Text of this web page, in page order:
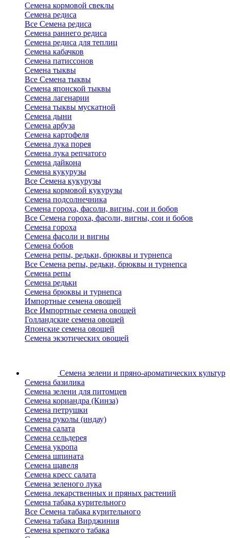
Семена кормовой свеклы
Семена редиса
Все Семена редиса
Семена раннего редиса
Семена редиса для теплиц
Семена кабачков
Семена патиссонов
Семена тыквы
Все Семена тыквы
Семена японской тыквы
Семена лагенарии
Семена тыквы мускатной
Семена дыни
Семена арбуза
Семена картофеля
Семена лука порея
Семена лука репчатого
Семена дайкона
Семена кукурузы
Все Семена кукурузы
Семена кормовой кукурузы
Семена подсолнечника
Семена гороха, фасоли, вигны, сои и бобов
Все Семена гороха, фасоли, вигны, сои и бобов
Семена гороха
Семена фасоли и вигны
Семена бобов
Семена репы, редьки, брюквы и турнепса
Все Семена репы, редьки, брюквы и турнепса
Семена репы
Семена редьки
Семена брюквы и турнепса
Импортные семена овощей
Все Импортные семена овощей
Голландские семена овощей
Японские семена овощей
Семена экзотических овощей
Семена зелени и пряно-ароматических культур
Семена базилика
Семена зелени для питомцев
Семена кориандра (Кинза)
Семена петрушки
Семена руколы (индау)
Семена салата
Семена сельдерея
Семена укропа
Семена шпината
Семена щавеля
Семена кресс салата
Семена зеленого лука
Семена лекарственных и пряных растений
Семена табака курительного
Все Семена табака курительного
Семена табака Вирджиния
Семена крепкого табака